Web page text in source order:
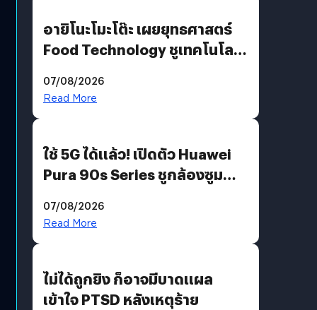
อายิโนะโมะโต๊ะ เผยยุทธศาสตร์
Food Technology ชูเทคโนโลยี
บริโภคและ B2B
07/08/2026
Read More
ใช้ 5G ได้แล้ว! เปิดตัว Huawei
Pura 90s Series ชูกล้องซูม
07/08/2026
Read More
ไม่ได้ถูกยิง ก็อาจมีบาดแผล
เข้าใจ PTSD หลังเหตุร้าย